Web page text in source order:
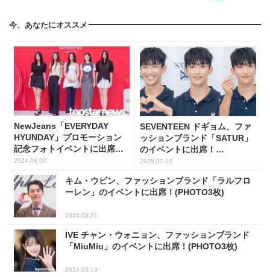
今、あなたにオススメ
NewJeans「EVERYDAY
HYUNDAY」プロモーション
記念フォトイベントに出席！
(PHOTO7枚)
2024.08.02
SEVENTEEN ドギョム、ファ
ッションブランド「SATUR」
のイベントに出席！
(PHOTO13枚)
2025.07.10
キム・ウビン、ファッションブランド「ラルフロ
ーレン」のイベントに出席！(PHOTO3枚)
2024.03.21
IVE チャン・ウォニョン、ファッションブランド
「MiuMiu」のイベントに出席！(PHOTO3枚)
2024.05.13